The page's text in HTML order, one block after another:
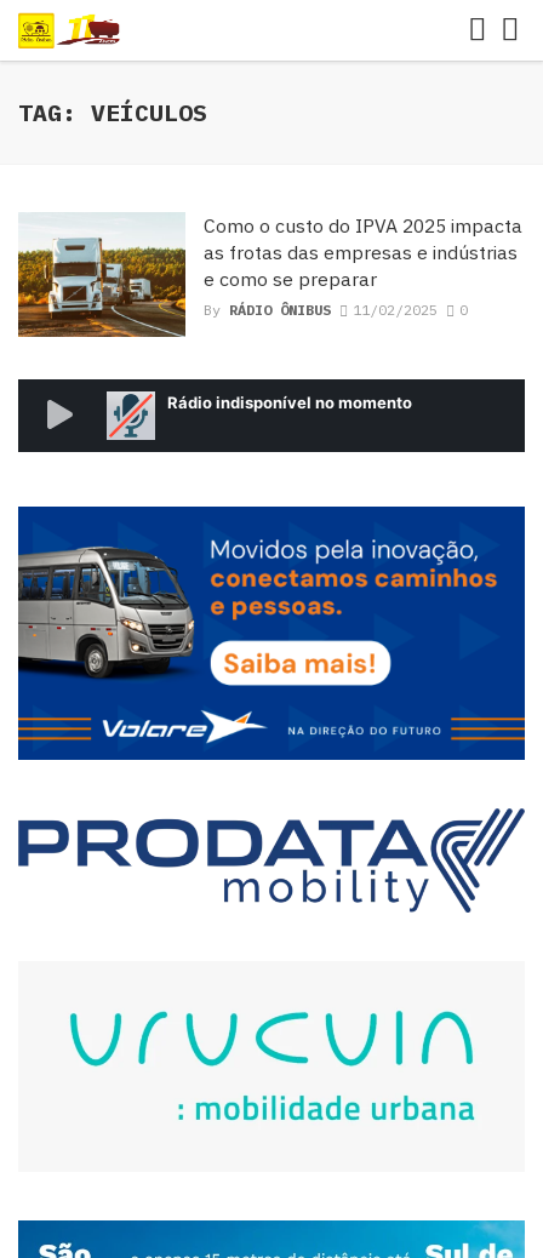
TAG: VEÍCULOS
Como o custo do IPVA 2025 impacta
as frotas das empresas e indústrias
e como se preparar
By RÁDIO ÔNIBUS 11/02/2025 0